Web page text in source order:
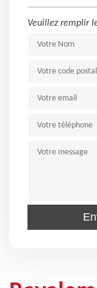
Veuillez remplir